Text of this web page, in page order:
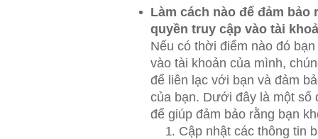
Làm cách nào để đảm bảo
quyền truy cập vào tài
Nếu có thời điểm nào đó
vào tài khoản của mình,
để liên lạc với bạn và đảm
của bạn. Dưới đây là một số
để giúp đảm bảo rằng bạn
Cập nhật các thông tin